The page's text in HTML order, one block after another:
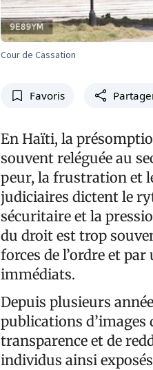
Cour de Cassation
Favoris
En Haïti, la
souvent reléguée au
peur, la frustration et
judiciaires dictent le
sécuritaire et la
du droit est trop
forces de l’ordre et
immédiats.
Depuis plusieurs
publications d’images
transparence et de
individus ainsi